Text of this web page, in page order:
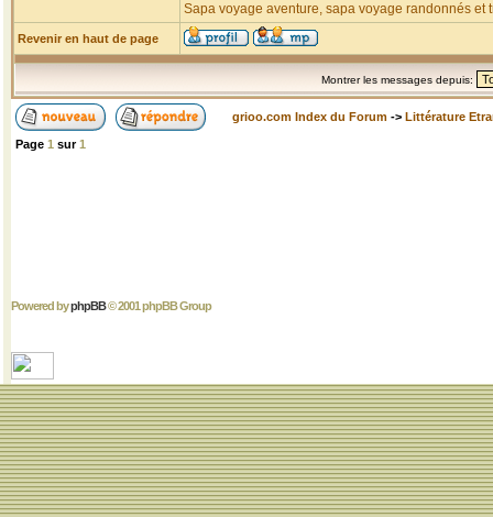
Sapa voyage aventure, sapa voyage randonnés et
Revenir en haut de page
Montrer les messages depuis:
grioo.com Index du Forum -> Littérature
Page 1 sur1
Powered byphpBB© 2001 phpBB Group